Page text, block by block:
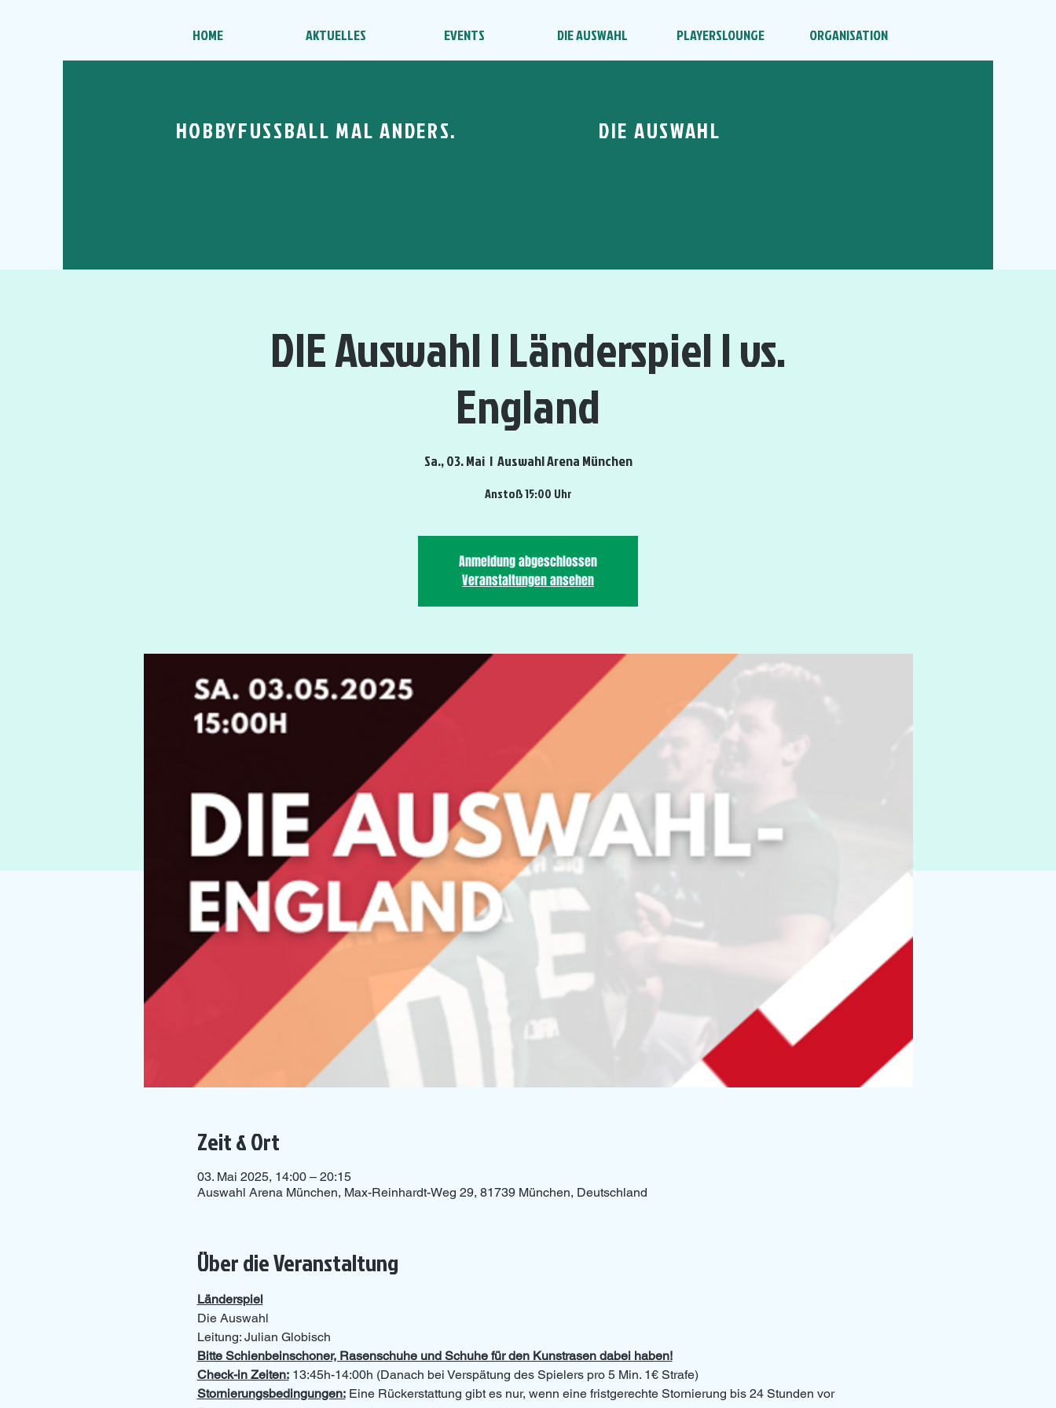
HOME AKTUELLES EVENTS DIE AUSWAHL PLAYERSLOUNGE ORGANISATION
HOBBYFUSSBALL MAL ANDERS. DIE AUSWAHL
DIE Auswahl | Länderspiel | vs.
England
Sa., 03. Mai
  |
Auswahl Arena München
Anstoß 15:00 Uhr
Anmeldung abgeschlossen
Veranstaltungen ansehen
Zeit & Ort
03. Mai 2025, 14:00 – 20:15
Auswahl Arena München, Max-Reinhardt-Weg 29, 81739 München, Deutschland
Über die Veranstaltung
Länderspiel
Die Auswahl
Leitung: Julian Globisch
Bitte Schienbeinschoner, Rasenschuhe und Schuhe für den Kunstrasen dabei haben!
Check-in Zeiten: 13:45h-14:00h (Danach bei Verspätung des Spielers pro 5 Min. 1€ Strafe)
Stornierungsbedingungen: Eine Rückerstattung gibt es nur, wenn eine fristgerechte Stornierung bis 24 Stunden vor